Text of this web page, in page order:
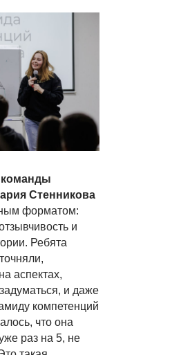
команды
Стенникова
форматом:
и
Ребята
аспектах,
и даже
компетенций
что она
раз на 5, не